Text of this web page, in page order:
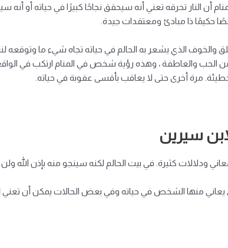
أن النار تحرقه تعني أنه سيحقق نجاحًا كبيرًا في حياته أو
حكيمًا ذا مبادئ ومعتقدات جيدة.
الذي يشعر به الحالم في حياته تجاه شيء ما وتوقعه
من الحب والعاطفة ، وهذه رؤية شخص في المنام ارتكب في
مرة أخرى حتى لا يعاقب بأقسى عقوبة في حياته.
سيرين
ودلالات كثيرة. في بيت الحالم لكنه سينجو منه بإذن الله
يعاني منها الشخص في حياته وفي بعض الحالات يمكن أن